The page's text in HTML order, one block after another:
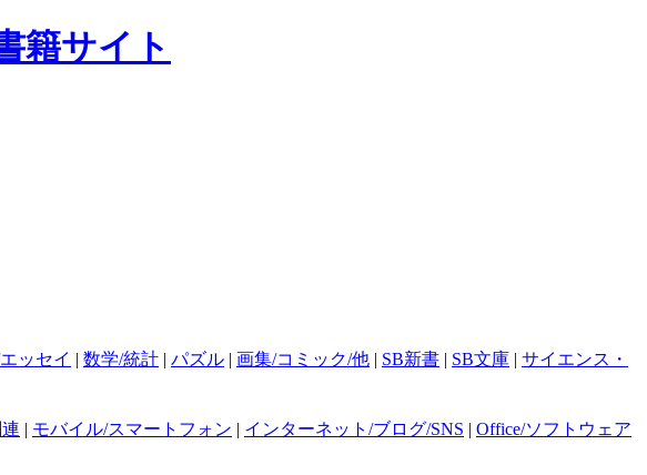
ッセイ | 数学/統計 | パズル | 画集/コミック/他 | SB新書 | SB文庫 | サイエンス・
| モバイル/スマートフォン | インターネット/ブログ/SNS | Office/ソフトウェア